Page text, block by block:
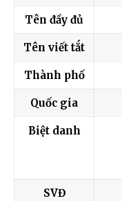
Tên đầy đủ
Tên viết tắt
Thành phố
Quốc gia
Biệt danh
SVĐ